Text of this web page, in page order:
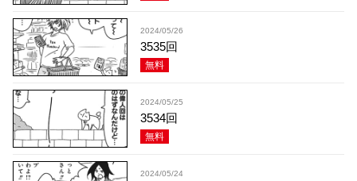
2024/05/26
3535回
無料
2024/05/25
3534回
無料
2024/05/24